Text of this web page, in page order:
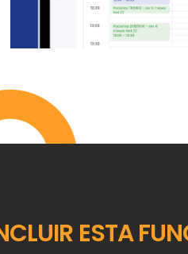
ESTA